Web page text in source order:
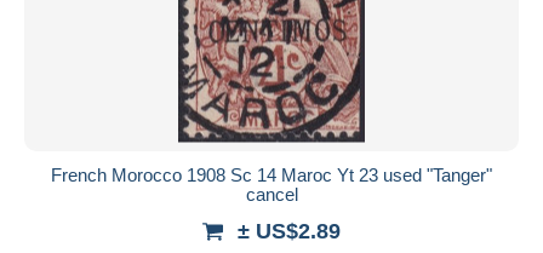
French Morocco 1908 Sc 14 Maroc Yt 23 used "Tanger"
cancel
± US$2.89